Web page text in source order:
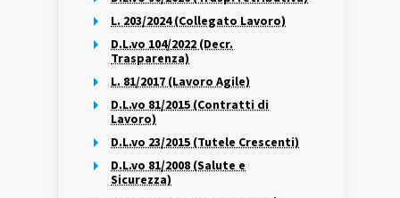
L. 203/2024 (Collegato Lavoro)
D.L.vo 104/2022 (Decr.
Trasparenza)
L. 81/2017 (Lavoro Agile)
D.L.vo 81/2015 (Contratti di
Lavoro)
D.L.vo 23/2015 (Tutele Crescenti)
D.L.vo 81/2008 (Salute e
Sicurezza)